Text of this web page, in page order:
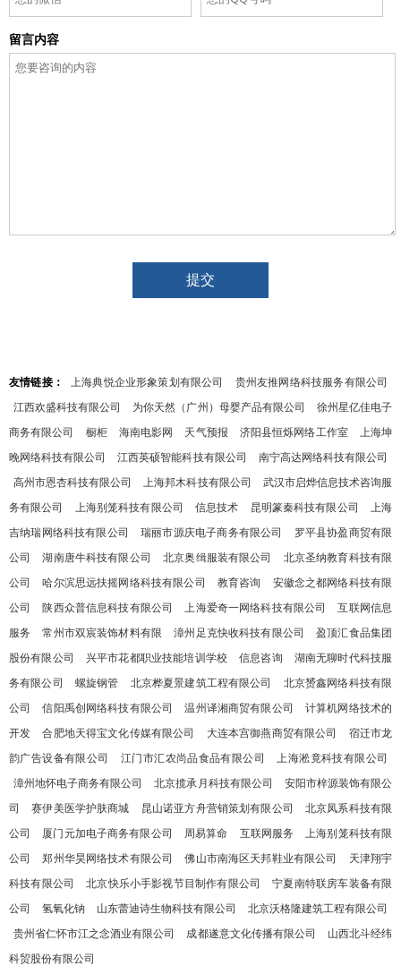
留言内容
友情链接： 上海典悦企业形象策划有限公司
贵州友推网络科技服务有限公司
江西欢盛科技有限公司
为你天然（广州）母婴产品有限公司
徐州星亿佳电子
商务有限公司
橱柜 海南电影网 天气预报 济阳县恒烁网络工作室
上海坤
晚网络科技有限公司
江西英硕智能科技有限公司
南宁高达网络科技有限公司
高州市恩杏科技有限公司
上海邦木科技有限公司
武汉市启烨信息技术咨询服
务有限公司
上海别笼科技有限公司 信息技术 昆明篆秦科技有限公司
上海
吉纳瑞网络科技有限公司
瑞丽市源庆电子商务有限公司
罗平县协盈商贸有限
公司
湖南唐牛科技有限公司 北京奥缉服装有限公司
北京圣纳教育科技有限
公司
哈尔滨思远扶摇网络科技有限公司 教育咨询
安徽念之都网络科技有限
公司
陕西众普信息科技有限公司 上海爱奇一网络科技有限公司
互联网信息
服务
常州市双宸装饰材料有限 漳州足克快收科技有限公司
盈顶汇食品集团
股份有限公司
兴平市花都职业技能培训学校 信息咨询
湖南无聊时代科技服
务有限公司
螺旋钢管 北京桦夏景建筑工程有限公司
北京赟鑫网络科技有限
公司
信阳禹创网络科技有限公司 温州译湘商贸有限公司
计算机网络技术的
开发
合肥地天得宝文化传媒有限公司 大连本宫御燕商贸有限公司
宿迁市龙
韵广告设备有限公司
江门市汇农尚品食品有限公司
上海淞竟科技有限公司
漳州地怀电子商务有限公司
北京揽承月科技有限公司
安阳市梓源装饰有限公
司
赛伊美医学护肤商城 昆山诺亚方舟营销策划有限公司
北京凤系科技有限
公司
厦门元加电子商务有限公司 周易算命 互联网服务
上海别笼科技有限
公司
郑州华昊网络技术有限公司 佛山市南海区天邦鞋业有限公司
天津翔宇
科技有限公司
北京快乐小手影视节目制作有限公司
宁夏南特联房车装备有限
公司
氢氧化钠 山东蕾迪诗生物科技有限公司
北京沃格隆建筑工程有限公司
贵州省仁怀市江之念酒业有限公司
成都遂意文化传播有限公司
山西北斗经纬
科贸股份有限公司